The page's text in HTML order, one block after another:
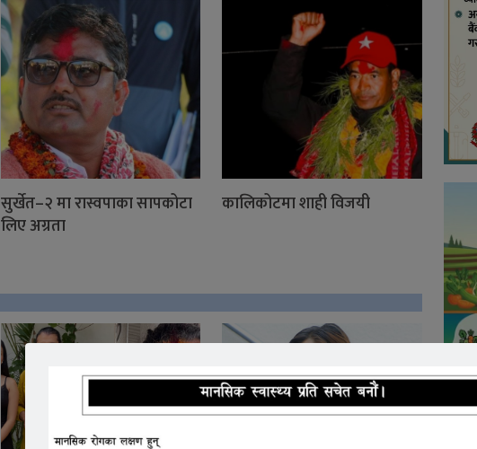
सुर्खेत–२ मा रास्वपाका सापकोटा
लिए अग्रता
कालिकोटमा शाही विजयी